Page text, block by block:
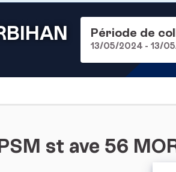
Période de
13/05/2024 - 13/
st ave 56